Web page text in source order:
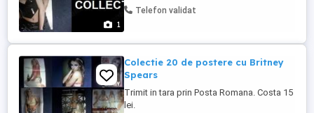
1
Telefon validat
Colectie 20 de postere cu Britney
Spears
Trimit in tara prin Posta Romana. Costa 15
lei.